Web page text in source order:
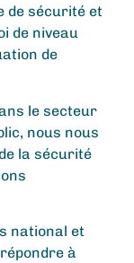
de sécurité et
de niveau
de
le secteur
nous nous
la sécurité
national et
à